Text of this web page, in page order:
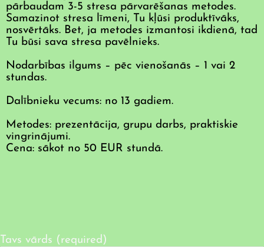
pārbaudam 3-5 stresa pārvarēšanas metodes.
Samazinot stresa līmeni, Tu kļūsi produktīvāks,
nosvērtāks. Bet, ja metodes izmantosi ikdienā, tad
Tu būsi sava stresa pavēlnieks.
Nodarbības ilgums – pēc vienošanās – 1 vai 2
stundas.
Dalībnieku vecums: no 13 gadiem.
Metodes: prezentācija, grupu darbs, praktiskie
vingrinājumi.
Cena: sākot no 50 EUR stundā.
Tavs vārds (required)